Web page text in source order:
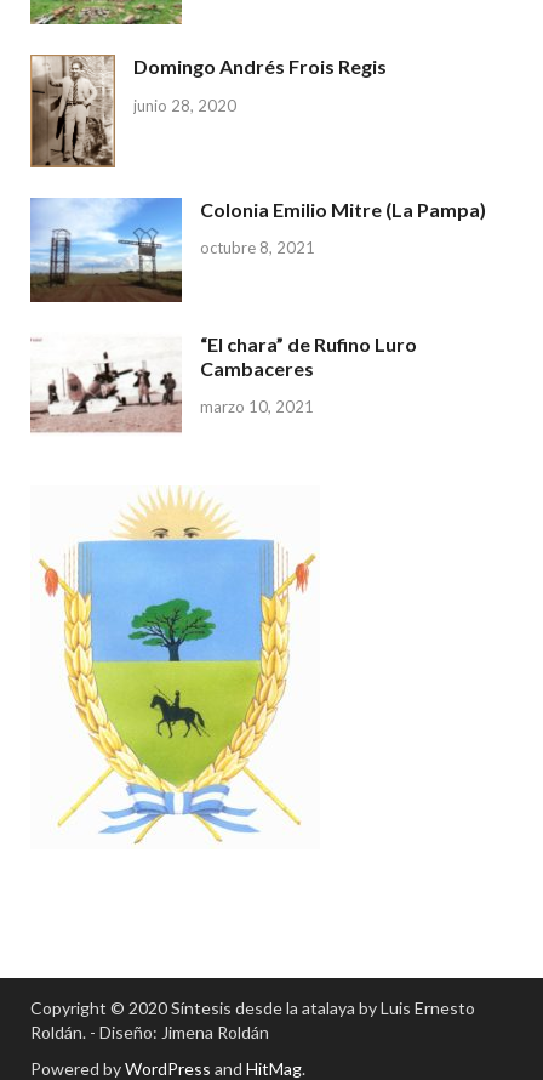
Domingo Andrés Frois Regis
junio 28, 2020
Colonia Emilio Mitre (La Pampa)
octubre 8, 2021
“El chara” de Rufino Luro
Cambaceres
marzo 10, 2021
Copyright © 2020 Síntesis desde la atalaya by Luis Ernesto
Roldán. - Diseño: Jimena Roldán
Powered byWordPress and HitMag.